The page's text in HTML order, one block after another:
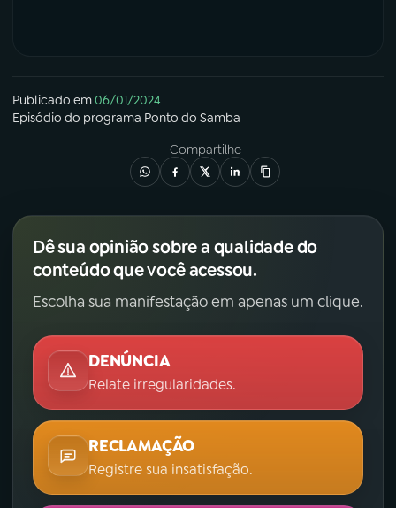
Publicado em06/01/2024
Episódio do programa Ponto do Samba
Compartilhe
Dê sua opinião sobre a qualidade do
conteúdo que você acessou.
Escolha sua manifestação em apenas um clique.
DENÚNCIA
Relate irregularidades.
RECLAMAÇÃO
Registre sua insatisfação.